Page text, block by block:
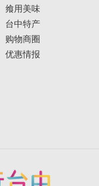
飨用美味
台中特产
购物商圈
优惠情报